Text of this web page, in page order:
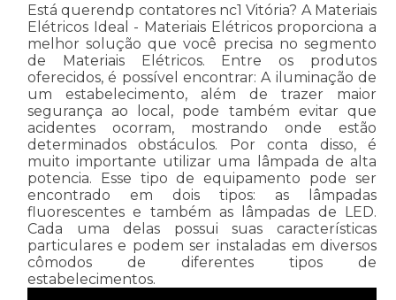
Está querendp contatores nc1 Vitória? A Materiais
Elétricos Ideal - Materiais Elétricos proporciona a
melhor solução que você precisa no segmento
de Materiais Elétricos. Entre os produtos
oferecidos, é possível encontrar: A iluminação de
um estabelecimento, além de trazer maior
segurança ao local, pode também evitar que
acidentes ocorram, mostrando onde estão
determinados obstáculos. Por conta disso, é
muito importante utilizar uma lâmpada de alta
potencia. Esse tipo de equipamento pode ser
encontrado em dois tipos: as lâmpadas
fluorescentes e também as lâmpadas de LED.
Cada uma delas possui suas características
particulares e podem ser instaladas em diversos
cômodos de diferentes tipos de
estabelecimentos.